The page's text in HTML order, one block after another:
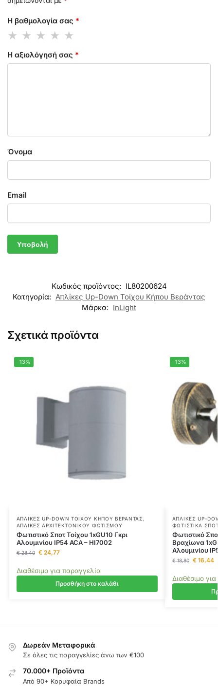
Η βαθμολογία σας *
Η αξιολόγησή σας *
Όνομα
Email
Κωδικός προϊόντος: IL80200624
Κατηγορία: Απλίκες Up-Down Τοίχου Κήπου Βεράντας
Μάρκα: InLight
Σχετικά προϊόντα
-13%
ΑΠΛΊΚΕΣ UP-DOWN ΤΟΊΧΟΥ ΚΉΠΟΥ ΒΕΡΆΝΤΑΣ ,
ΑΠΛΊΚΕΣ ΑΡΧΙΤΕΚΤΟΝΙΚΟΎ ΦΩΤΙΣΜΟΎ
Φωτιστικό Σποτ Τοίχου 1xGU10 Γκρι
Αλουμινίου IP54 ACA – HI7002
€28,40 €24,77
Διαθέσιμο για παραγγελία
Προσθήκη στο καλάθι
-13%
ΑΠΛΊΚΕΣ UP-
ΦΩΤΙΣΤΙΚΆ
Φωτιστικό
Βραχίωνα
Αλουμινίου
€18,80 €16,44
Διαθέσιμο
Δωρεάν Μεταφορικά
Σε όλες τις παραγγελίες άνω των €100
70.000+ Προϊόντα
Από 90+ Κορυφαία Brands